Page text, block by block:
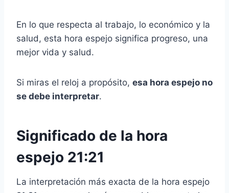
En lo que respecta al trabajo, lo económico y la
salud, esta hora espejo significa progreso, una
mejor vida y salud.
Si miras el reloj a propósito, esa hora espejo no
se debe interpretar.
Significado de la hora
espejo 21:21
La interpretación más exacta de la hora espejo